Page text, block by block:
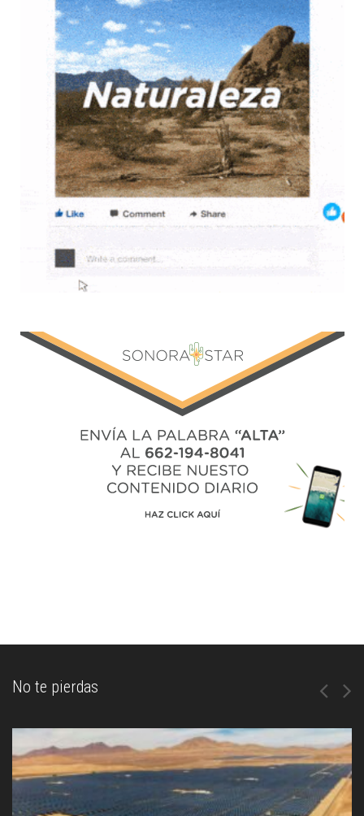
No te pierdas